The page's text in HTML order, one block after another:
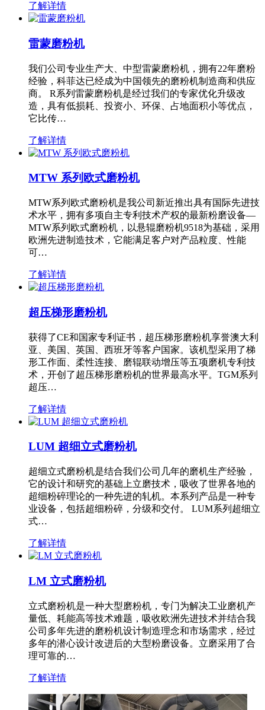
了解详情
雷蒙磨粉机
我们公司专业生产大、中型雷蒙磨粉机，拥有22年磨粉
经验，科菲达已经成为中国领先的磨粉机制造商和供应
商。 R系列雷蒙磨粉机是经过我们的专家优化升级改
造，具有低损耗、投资小、环保、占地面积小等优点，
它比传…
了解详情
MTW 系列欧式磨粉机
MTW系列欧式磨粉机是我公司新近推出具有国际先进技
术水平，拥有多项自主专利技术产权的最新粉磨设备—
MTW系列欧式磨粉机，以悬辊磨粉机9518为基础，采用
欧洲先进制造技术，它能满足客户对产品粒度、性能
可…
了解详情
超压梯形磨粉机
获得了CE和国家专利证书，超压梯形磨粉机享誉澳大利
亚、美国、英国、西班牙等客户国家。该机型采用了梯
形工作面、柔性连接、磨辊联动增压等五项磨机专利技
术，开创了超压梯形磨粉机的世界最高水平。TGM系列
超压…
了解详情
LUM 超细立式磨粉机
超细立式磨粉机是结合我们公司几年的磨机生产经验，
它的设计和研究的基础上立磨技术，吸收了世界各地的
超细粉碎理论的一种先进的轧机。本系列产品是一种专
业设备，包括超细粉碎，分级和交付。 LUM系列超细立
式…
了解详情
LM 立式磨粉机
立式磨粉机是一种大型磨粉机，专门为解决工业磨机产
量低、耗能高等技术难题，吸收欧洲先进技术并结合我
公司多年先进的磨粉机设计制造理念和市场需求，经过
多年的潜心设计改进后的大型粉磨设备。立磨采用了合
理可靠的…
了解详情